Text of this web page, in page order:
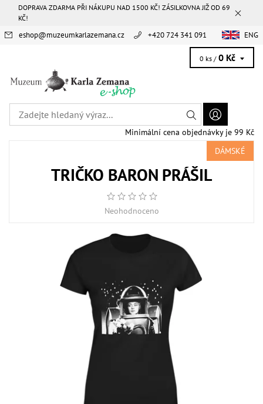
DOPRAVA ZDARMA PŘI NÁKUPU NAD 1500 KČ! ZÁSILKOVNA JIŽ OD 69
KČ!
+420 724 341 091
eshop@muzeumkarlazemana.cz ENG
0 ks / 0 Kč
Minimální cena objednávky je 99 Kč
DÁMSKÉ
TRIČKO BARON PRÁŠIL
Neohodnoceno